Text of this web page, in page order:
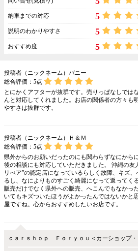
納車までの対応 5
説明のわかりやすさ 5
おすすめ度 5
投稿者（ニックネーム）バニー
総合評価： 5点
とにかくアフターが抜群です。売りっぱなしでは
んと対応してくれました。お店の関係者の方々も
やすさは抜群です。
投稿者（ニックネーム）Ｈ＆Ｍ
総合評価： 5点
県外からのお願いだったのにも関わらずなにから
後の相談にも対応していただきました。 沖縄の友
リぺア”の認定店になっているらしく故障、キズ
るし、なによりものすごく綺麗になって返ってく
販売だけでなく県外への販売、へこんでもなかっ
いてもキズついたほうがよかったんではないかと
屋ですね。心からおすすめしたいお店です。
ｃａｒｓｈｏｐ Ｆｏｒｙｏｕ＜カーショップ・